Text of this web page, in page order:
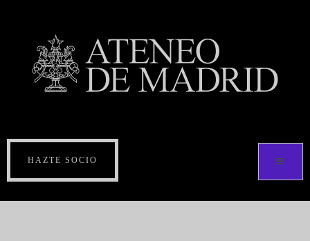
HAZTE SOCIO